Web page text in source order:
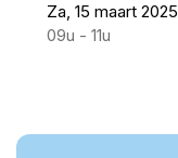
Za, 15 maart 2025
09u - 11u